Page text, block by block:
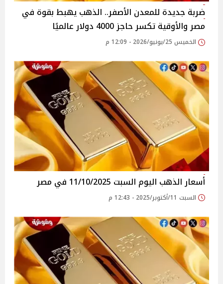
ضربة جديدة للمعدن الأصفر.. الذهب يهبط بقوة في
مصر والأوقية تكسر حاجز 4000 دولار عالميًا
الخميس 25/يونيو/2026 - 12:09 م
أسعار الذهب اليوم السبت 11/10/2025 في مصر
السبت 11/أكتوبر/2025 - 12:43 م